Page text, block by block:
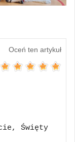
Oceń ten artykuł
Święty